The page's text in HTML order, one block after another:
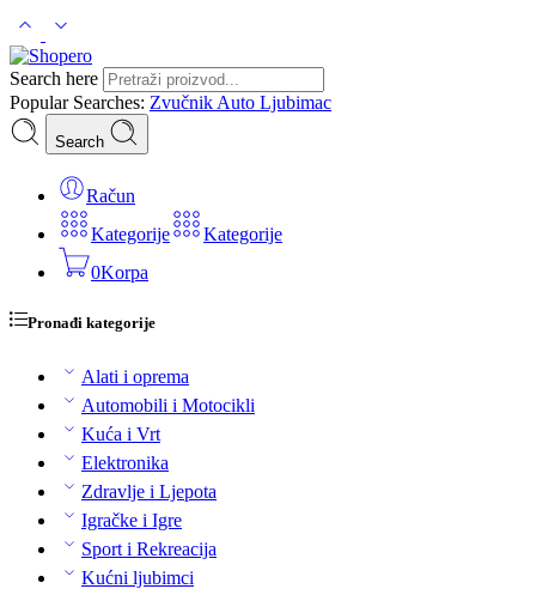
Search here
Popular Searches: Zvučnik Auto Ljubimac
Search
Račun
Kategorije
Kategorije
0Korpa
Pronađi kategorije
Alati i oprema
Automobili i Motocikli
Kuća i Vrt
Elektronika
Zdravlje i Ljepota
Igračke i Igre
Sport i Rekreacija
Kućni ljubimci